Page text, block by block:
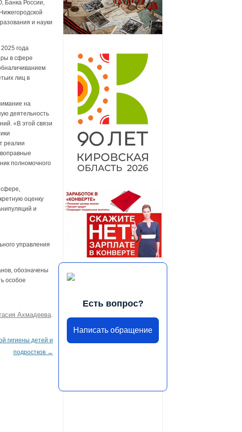
Банка России,
и науки
года
в сфере
лиц в
на
деятельность
«В этой связи
реалии
полномочного
сфере,
оценку
и
управления
обозначены
особое
Ахмадеева
гигиены детей и
подростков →
Есть вопрос?
Написать обращение